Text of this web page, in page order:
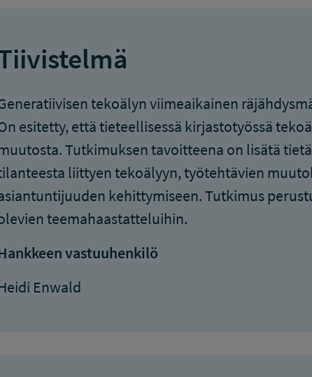
tekoälyn viimeaikainen
esitetty, että tieteellisessä kirjastotyössä
Tutkimuksen tavoitteena on lisätä
liittyen tekoälyyn, työtehtävien
kehittymiseen. Tutkimus
teemahaastatteluihin.
vastuuhenkilö
Enwald